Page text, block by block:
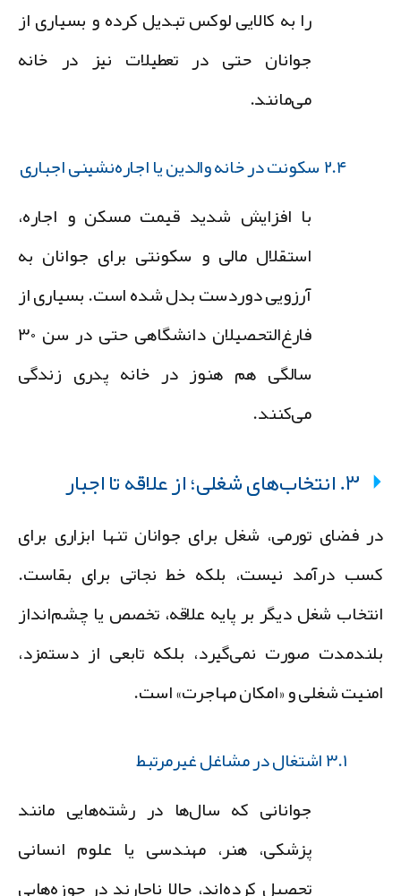
را به کالایی لوکس تبدیل کرده و بسیاری از
جوانان حتی در تعطیلات نیز در خانه
می‌مانند.
۲.۴ سکونت در خانه والدین یا اجاره‌نشینی اجباری
با افزایش شدید قیمت مسکن و اجاره،
استقلال مالی و سکونتی برای جوانان به
آرزویی دوردست بدل شده است. بسیاری از
فارغ‌التحصیلان دانشگاهی حتی در سن ۳۰
سالگی هم هنوز در خانه پدری زندگی
می‌کنند.
۳. انتخاب‌های شغلی؛ از علاقه تا اجبار
فضای تورمی، شغل برای جوانان تنها ابزاری برای
درآمد نیست، بلکه خط نجاتی برای بقاست.
شغل دیگر بر پایه علاقه، تخصص یا چشم‌انداز
صورت نمی‌گیرد، بلکه تابعی از دستمزد،
شغلی و «امکان مهاجرت» است.
جوانانی که سال‌ها در رشته‌هایی مانند
پزشکی، هنر، مهندسی یا علوم انسانی
تحصیل کرده‌اند، حالا ناچارند در حوزه‌هایی